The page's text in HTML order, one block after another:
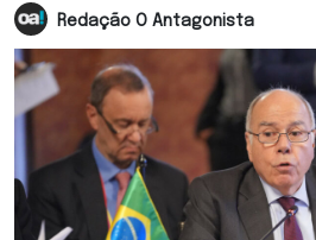
Redação O Antagonista